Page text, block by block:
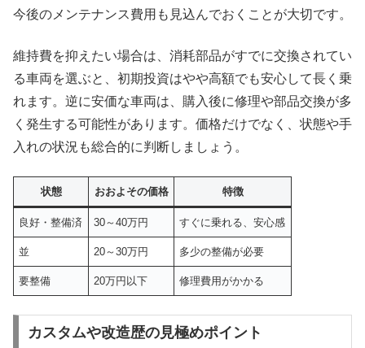
今後のメンテナンス費用も見込んでおくことが大切です。
維持費を抑えたい場合は、消耗部品がすでに交換されてい
る車両を選ぶと、初期投資はやや高額でも安心して長く乗
れます。逆に安価な車両は、購入後に修理や部品交換が多
く発生する可能性があります。価格だけでなく、状態や手
入れの状況も総合的に判断しましょう。
状態 おおよその価格 特徴
良好・整備済 30～40万円 すぐに乗れる、安心感
並 20～30万円 多少の整備が必要
要整備 20万円以下 修理費用がかかる
カスタムや改造歴の見極めポイント